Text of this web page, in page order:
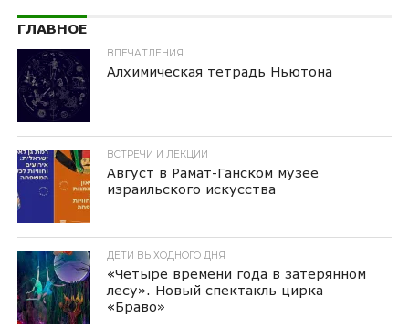
ГЛАВНОЕ
ВПЕЧАТЛЕНИЯ
Алхимическая тетрадь Ньютона
ВСТРЕЧИ И ЛЕКЦИИ
Август в Рамат-Ганском музее
израильского искусства
ДЕТИ ВЫХОДНОГО ДНЯ
«Четыре времени года в затерянном
лесу». Новый спектакль цирка
«Браво»